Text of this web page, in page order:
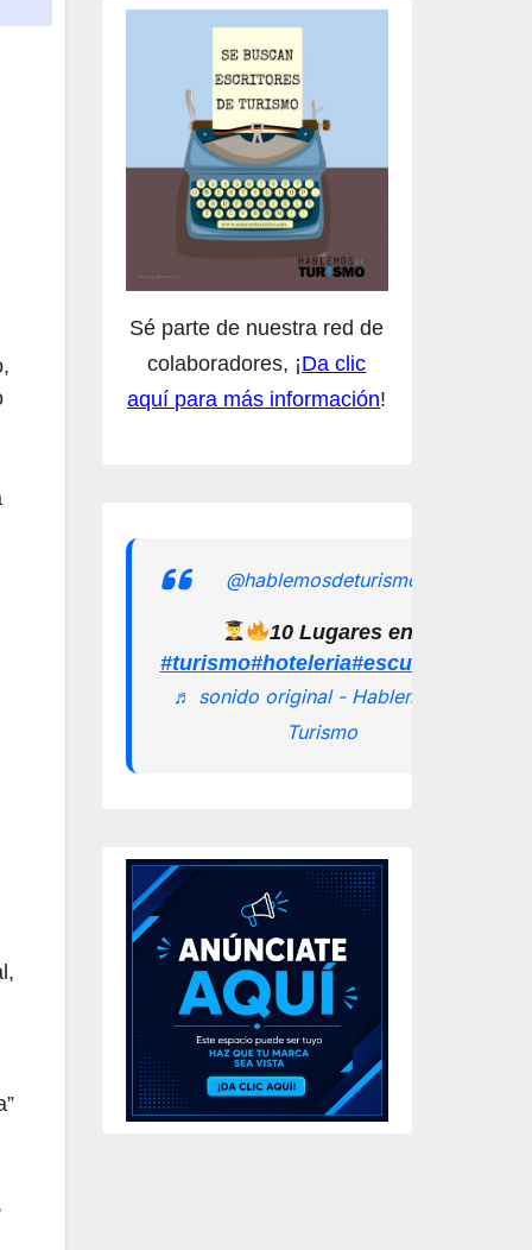
Sé parte de nuestra red de
colaboradores, ¡Da clic
aquí para más información!
@hablemosdeturismomx
10 Lugares en los que
#turismo#hoteleria
♬ sonido original - Hablemos de
Turismo